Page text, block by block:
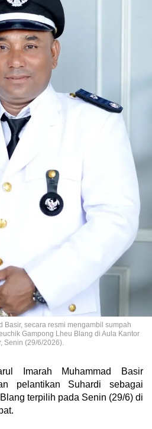
Basir, secara resmi mengambil sumpah
Gampong Lheu Blang di Aula Kantor
Senin (29/6/2026).
Imarah Muhammad Basir
pelantikan Suhardi sebagai
terpilih pada Senin (29/6) di